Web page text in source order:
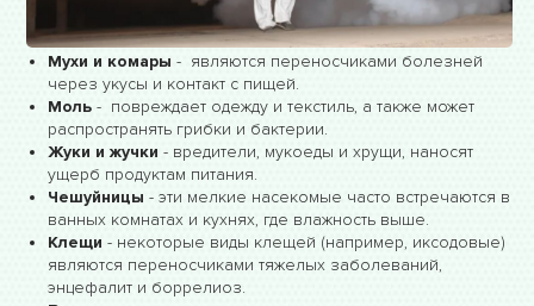
Мухи и комары - являются переносчиками болезней
через укусы и контакт с пищей.
Моль - повреждает одежду и текстиль, а также может
распространять грибки и бактерии.
Жуки и жучки - вредители, мукоеды и хрущи, наносят
ущерб продуктам питания.
Чешуйницы - эти мелкие насекомые часто встречаются в
ванных комнатах и кухнях, где влажность выше.
Клещи - некоторые виды клещей (например, иксодовые)
являются переносчиками тяжелых заболеваний,
энцефалит и боррелиоз.